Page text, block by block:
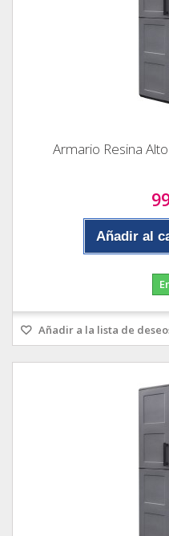
Armario Resina
Añadir al
Añadir a la lista de